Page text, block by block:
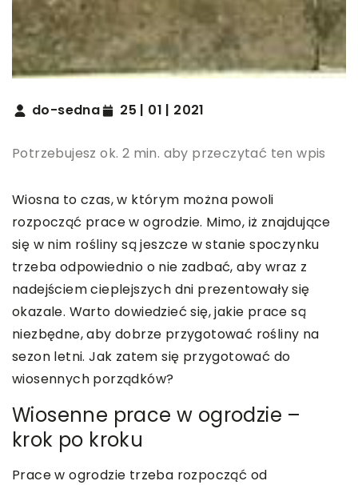
do-sedna 25 | 01 | 2021
Potrzebujesz ok. 2 min. aby przeczytać ten wpis
Wiosna to czas, w którym można powoli
rozpocząć prace w ogrodzie. Mimo, iż znajdujące
się w nim rośliny są jeszcze w stanie spoczynku
trzeba odpowiednio o nie zadbać, aby wraz z
nadejściem cieplejszych dni prezentowały się
okazale. Warto dowiedzieć się, jakie prace są
niezbędne, aby dobrze przygotować rośliny na
sezon letni. Jak zatem się przygotować do
wiosennych porządków?
Wiosenne prace w ogrodzie –
krok po kroku
Prace w ogrodzie trzeba rozpocząć od